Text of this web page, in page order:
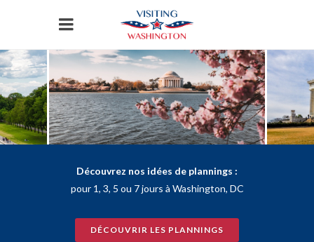
Découvrez nos idées de plannings :
pour 1, 3, 5 ou 7 jours à Washington, DC
DÉCOUVRIR LES PLANNINGS
Panneau de gestion des cookies